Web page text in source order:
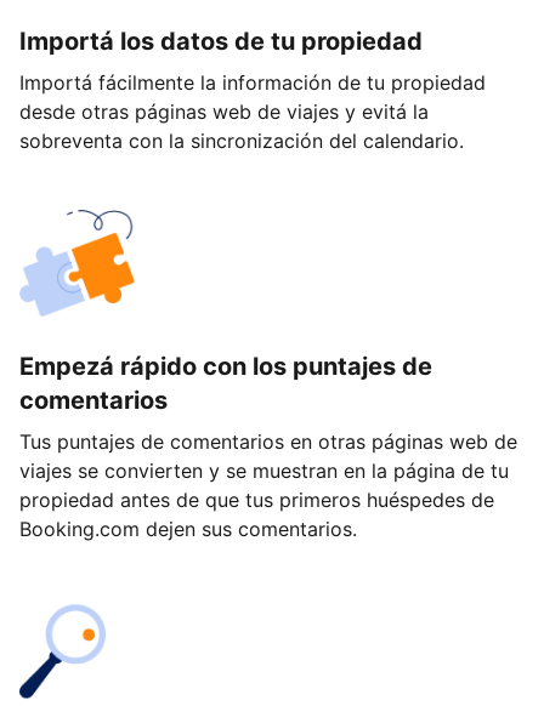
Importá los datos de tu propiedad
Importá fácilmente la información de tu propiedad
desde otras páginas web de viajes y evitá la
sobreventa con la sincronización del calendario.
Empezá rápido con los puntajes de
comentarios
Tus puntajes de comentarios en otras páginas web de
viajes se convierten y se muestran en la página de tu
propiedad antes de que tus primeros huéspedes de
Booking.com dejen sus comentarios.